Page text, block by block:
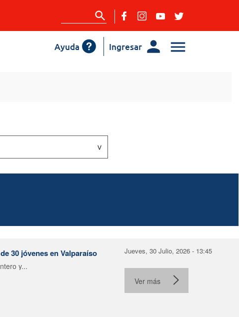
Ingresar
Ayuda
30 jóvenes en Valparaíso
y...
Jueves, 30 Julio, 2026 - 13:45
Ver más